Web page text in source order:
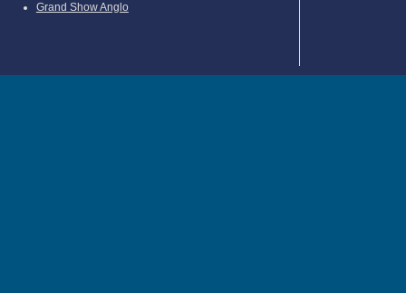
Grand Show Anglo